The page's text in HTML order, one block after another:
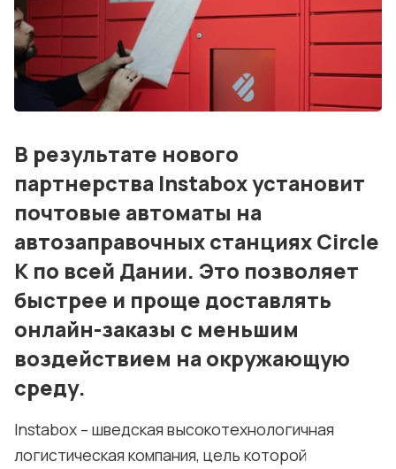
Блог
События
Контакты
Мнения
Видео
Подписка
Условия использования материалов
Политика конфиденциальности и cookie
В результате нового
партнерства Instabox установит
почтовые автоматы на
автозаправочных станциях Circle
K по всей Дании. Это позволяет
быстрее и проще доставлять
онлайн-заказы с меньшим
воздействием на окружающую
среду.
Instabox – шведская высокотехнологичная
логистическая компания, цель которой